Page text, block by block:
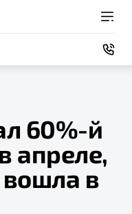
60%-й
апреле,
в